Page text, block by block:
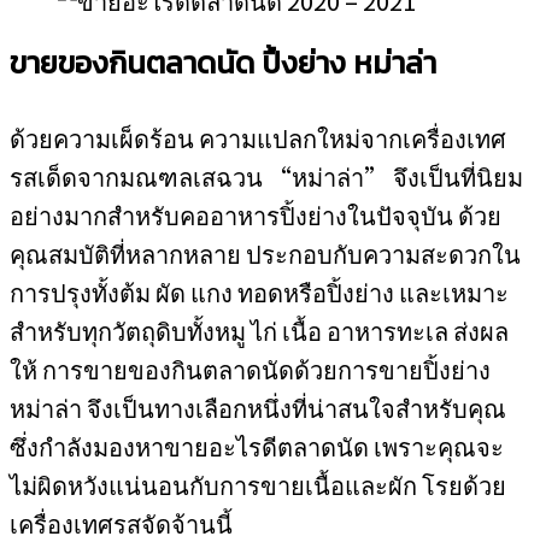
ขายของกินตลาดนัด ปิ้งย่าง หม่าล่า
ด้วยความเผ็ดร้อน ความแปลกใหม่จากเครื่องเทศ
รสเด็ดจากมณฑลเสฉวน “หม่าล่า” จึงเป็นที่นิยม
อย่างมากสำหรับคออาหารปิ้งย่างในปัจจุบัน ด้วย
คุณสมบัติที่หลากหลาย ประกอบกับความสะดวกใน
การปรุงทั้งต้ม ผัด แกง ทอดหรือปิ้งย่าง และเหมาะ
สำหรับทุกวัตถุดิบทั้งหมู ไก่ เนื้อ อาหารทะเล ส่งผล
ให้ การขายของกินตลาดนัดด้วยการขายปิ้งย่าง
หม่าล่า จึงเป็นทางเลือกหนึ่งที่น่าสนใจสำหรับคุณ
ซึ่งกำลังมองหาขายอะไรดีตลาดนัด เพราะคุณจะ
ไม่ผิดหวังแน่นอนกับการขายเนื้อและผัก โรยด้วย
เครื่องเทศรสจัดจ้านนี้